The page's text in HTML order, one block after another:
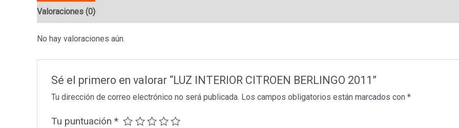
Valoraciones (0)
No hay valoraciones aún.
Sé el primero en valorar “LUZ INTERIOR CITROEN BERLINGO 2011”
Tu dirección de correo electrónico no será publicada. Los campos obligatorios están marcados con *
Tu puntuación *